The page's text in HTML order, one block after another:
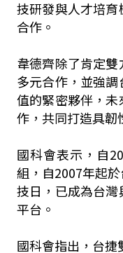
技研發與人才培
合作。
韋德齊除了肯定
多元合作，並強
值的緊密夥伴，
作，共同打造具韌
國科會表示，自
組，自2007年起
技日，已成為台
平台。
國科會指出，台